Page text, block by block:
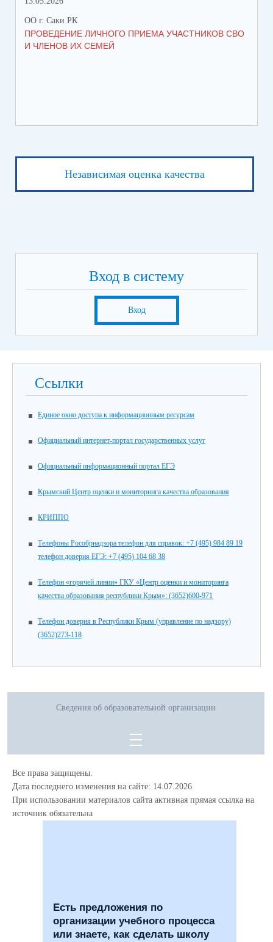
ОО г. Саки РК
ПРОВЕДЕНИЕ ЛИЧНОГО ПРИЕМА УЧАСТНИКОВ СВО
И ЧЛЕНОВ ИХ СЕМЕЙ
Независимая оценка качества
Вход в систему
Вход
Ссылки
Единое окно доступа к информационным ресурсам
Официальный интернет-портал государственных услуг
Официальный информационный портал ЕГЭ
Крымский Центр оценки и мониторинга качества образования
КРИППО
Телефоны Рособрнадзора телефон для справок: +7 (495) 984 89 19
телефон доверия ЕГЭ: +7 (495) 104 68 38
Телефон «горячей линии» ГКУ «Центр оценки и мониторинга
качества образования республики Крым»: (3652)600-971
Телефон доверия в Республики Крым (управление по надзору)
(3652)273-118
Сведения об образовательной организации
Все права защищены.
Дата последнего изменения на сайте: 14.07.2026
При использовании материалов сайта активная прямая ссылка на
источник обязательна
Есть предложения по
организации учебного процесса
или знаете, как сделать школу